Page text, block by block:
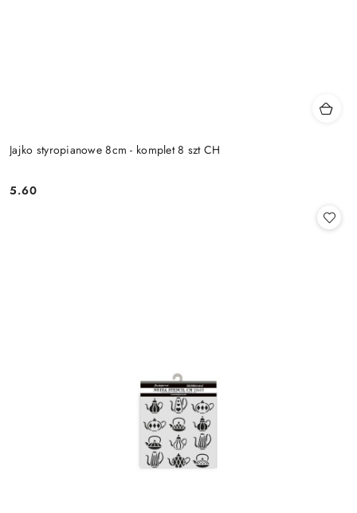
Jajko styropianowe 8cm - komplet 8 szt CH
Cena:
5.60